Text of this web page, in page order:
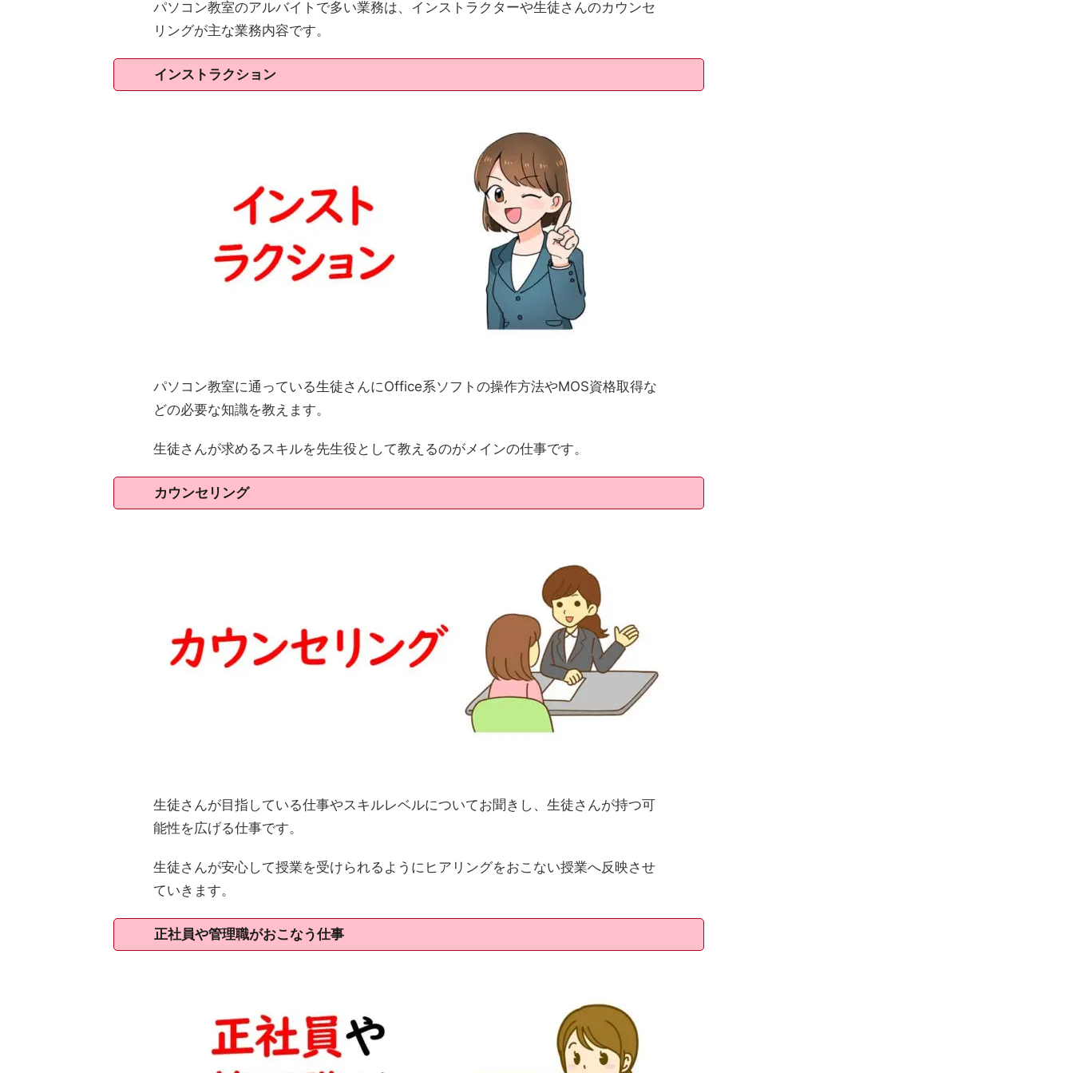
パソコン教室のアルバイトで多い業務は、インストラクターや生徒さんのカウンセ
リングが主な業務内容です。
インストラクション
パソコン教室に通っている生徒さんにOffice系ソフトの操作方法やMOS資格取得な
どの必要な知識を教えます。
生徒さんが求めるスキルを先生役として教えるのがメインの仕事です。
カウンセリング
生徒さんが目指している仕事やスキルレベルについてお聞きし、生徒さんが持つ可
能性を広げる仕事です。
生徒さんが安心して授業を受けられるようにヒアリングをおこない授業へ反映させ
ていきます。
正社員や管理職がおこなう仕事